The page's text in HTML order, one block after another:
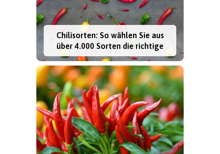
Chilisorten: So wählen Sie aus
über 4.000 Sorten die richtige